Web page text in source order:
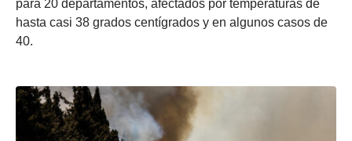
para 20 departamentos, afectados por temperaturas de
hasta casi 38 grados centígrados y en algunos casos de
40.